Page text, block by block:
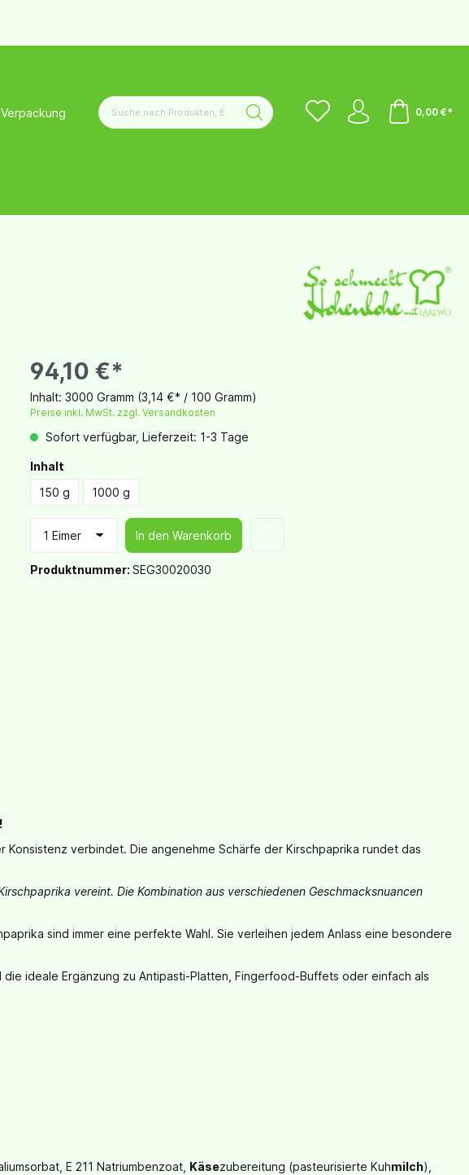
0,00 €*
94,10 €*
Inhalt: 3000 Gramm (3,14 €* / 100 Gramm)
Preise inkl. MwSt. zzgl. Versandkosten
Sofort verfügbar, Lieferzeit: 1-3 Tage
Inhalt
150 g
1000 g
In den Warenkorb
Produktnummer: SEG30020030
verbindet. Die angenehme Schärfe der Kirschpaprika rundet das
vereint. Die Kombination aus verschiedenen Geschmacksnuancen
sind immer eine perfekte Wahl. Sie verleihen jedem Anlass eine besondere
ideale Ergänzung zu Antipasti-Platten, Fingerfood-Buffets oder einfach als
E 211 Natriumbenzoat, Käsezubereitung (pasteurisierte Kuhmilch),